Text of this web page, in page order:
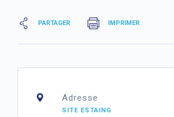
PARTAGER IMPRIMER
Adresse
SITE ESTAING